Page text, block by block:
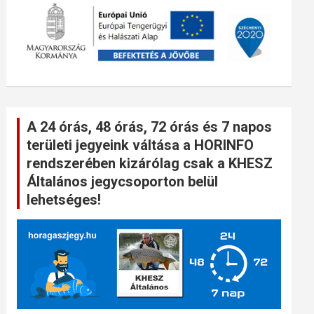
A 24 órás, 48 órás, 72 órás és 7 napos
területi jegyeink váltása a HORINFO
rendszerében kizárólag csak a KHESZ
Általános jegycsoporton belül
lehetséges!